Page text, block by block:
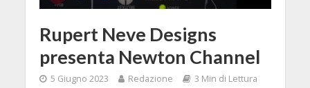
Rupert Neve Designs
presenta Newton Channel
5 Giugno 2023 Redazione 3 Min di Lettura